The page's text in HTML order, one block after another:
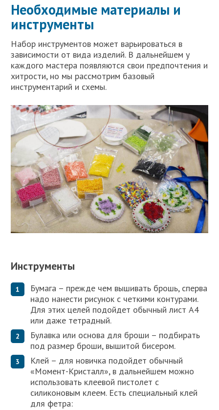
Необходимые материалы и
инструменты
Набор инструментов может варьироваться в
зависимости от вида изделий. В дальнейшем у
каждого мастера появляются свои предпочтения и
хитрости, но мы рассмотрим базовый
инструментарий и схемы.
Инструменты
Бумага – прежде чем вышивать брошь, сперва
надо нанести рисунок с четкими контурами.
Для этих целей подойдет обычный лист А4
или даже тетрадный.
Булавка или основа для броши – подбирать
под размер броши, вышитой бисером.
Клей – для новичка подойдет обычный
«Момент-Кристалл», в дальнейшем можно
использовать клеевой пистолет с
силиконовым клеем. Есть специальный клей
для фетра: